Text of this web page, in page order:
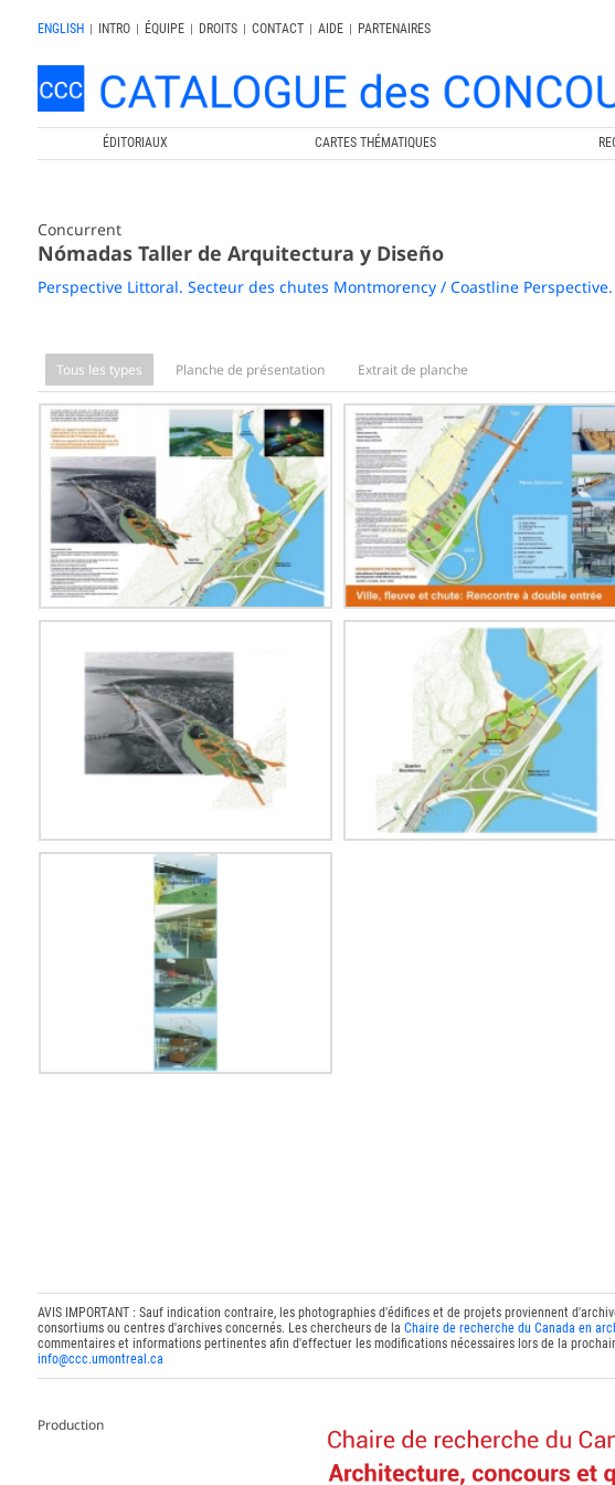
ENGLISH | INTRO | ÉQUIPE | DROITS | CONTACT | AIDE |
PARTENAIRES
ÉDITORIAUX CARTES THÉMATIQUES
Concurrent
Nómadas Taller de Arquitectura y Diseño
Perspective Littoral. Secteur des chutes Montmorency / Coastline
Tous les types Planche de présentation Extrait de planche
AVIS IMPORTANT : Sauf indication contraire, les photographies d'édifices et de projets proviennent
consortiums ou centres d'archives concernés. Les chercheurs de la Chaire de recherche du Canada en
commentaires et informations pertinentes afin d'effectuer les modifications nécessaires lors de la
info@ccc.umontreal.ca
Production